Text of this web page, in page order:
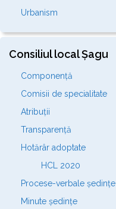
Urbanism
Consiliul local Șagu
Componență
Comisii de specialitate
Atribuții
Transparență
Hotărâr adoptate
HCL 2020
Procese-verbale ședințe
Minute ședințe